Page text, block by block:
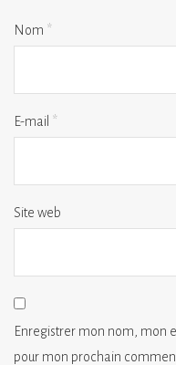
Nom *
E-mail *
Site web
Enregistrer mon nom, mon
pour mon prochain